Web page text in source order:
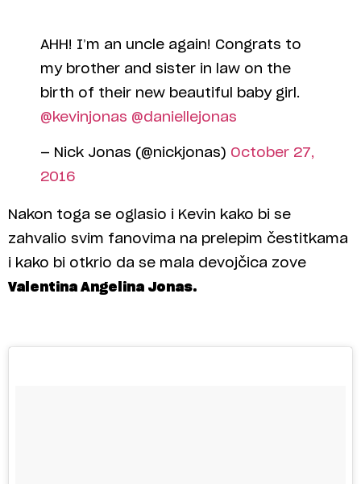
AHH! I’m an uncle again! Congrats to
my brother and sister in law on the
birth of their new beautiful baby girl.
@kevinjonas @daniellejonas
— Nick Jonas (@nickjonas) October 27,
2016
Nakon toga se oglasio i Kevin kako bi se
zahvalio svim fanovima na prelepim čestitkama
i kako bi otkrio da se mala devojčica zove
Valentina Angelina Jonas.